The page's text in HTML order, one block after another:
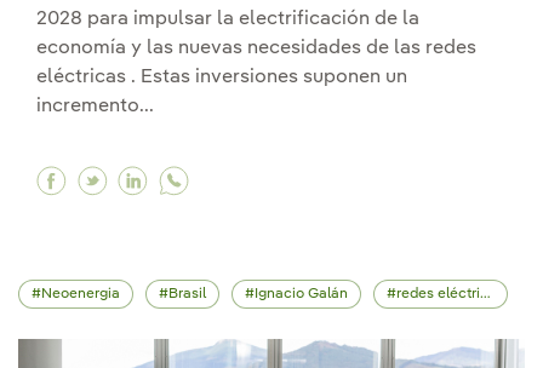
2028 para impulsar la electrificación de la
economía y las nuevas necesidades de las redes
eléctricas . Estas inversiones suponen un
incremento...
Facebook Iberdrola invertirá 58.000 millones
Twitter Iberdrola invertirá 58.000 millones
Linkedin Iberdrola invertirá 58.000
Neoenergia Brasil Ignacio Galán redes eléctricas